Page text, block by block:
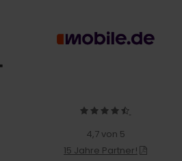
4,7 von 5
15 Jahre Partner!